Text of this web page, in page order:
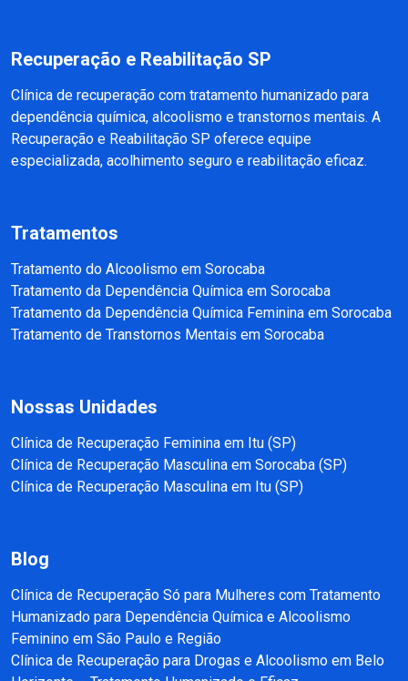
Recuperação e Reabilitação SP
Clínica de recuperação com tratamento humanizado para
dependência química, alcoolismo e transtornos mentais. A
Recuperação e Reabilitação SP oferece equipe
especializada, acolhimento seguro e reabilitação eficaz.
Tratamentos
Tratamento do Alcoolismo em Sorocaba
Tratamento da Dependência Química em Sorocaba
Tratamento da Dependência Química Feminina em Sorocaba
Tratamento de Transtornos Mentais em Sorocaba
Nossas Unidades
Clínica de Recuperação Feminina em Itu (SP)
Clínica de Recuperação Masculina em Sorocaba (SP)
Clínica de Recuperação Masculina em Itu (SP)
Blog
Clínica de Recuperação Só para Mulheres com Tratamento
Humanizado para Dependência Química e Alcoolismo
Feminino em São Paulo e Região
Clínica de Recuperação para Drogas e Alcoolismo em Belo